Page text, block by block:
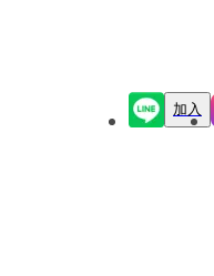
加入